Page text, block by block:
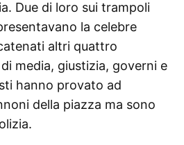
Due di loro sui trampoli
la celebre
altri quattro
media, giustizia, governi e
hanno provato ad
della piazza ma sono